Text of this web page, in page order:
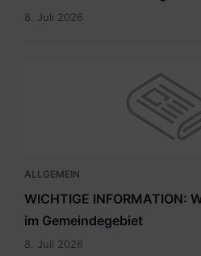
8. Juli 2026
ALLGEMEIN
WICHTIGE INFORMATION:
im Gemeindegebiet
8. Juli 2026